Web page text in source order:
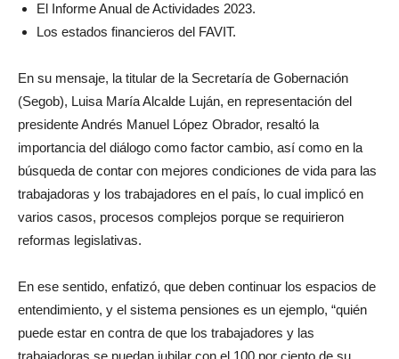
El Informe Anual de Actividades 2023.
Los estados financieros del FAVIT.
En su mensaje, la titular de la Secretaría de Gobernación
(Segob), Luisa María Alcalde Luján, en representación del
presidente Andrés Manuel López Obrador, resaltó la
importancia del diálogo como factor cambio, así como en la
búsqueda de contar con mejores condiciones de vida para las
trabajadoras y los trabajadores en el país, lo cual implicó en
varios casos, procesos complejos porque se requirieron
reformas legislativas.
En ese sentido, enfatizó, que deben continuar los espacios de
entendimiento, y el sistema pensiones es un ejemplo, “quién
puede estar en contra de que los trabajadores y las
trabajadoras se puedan jubilar con el 100 por ciento de su